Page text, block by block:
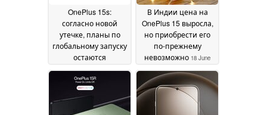
OnePlus 15s:
согласно новой
утечке, планы по
глобальному запуску
остаются
19
June 2026
В Индии цена на
OnePlus 15 выросла,
но приобрести его
по-прежнему
невозможно 18 June
2026